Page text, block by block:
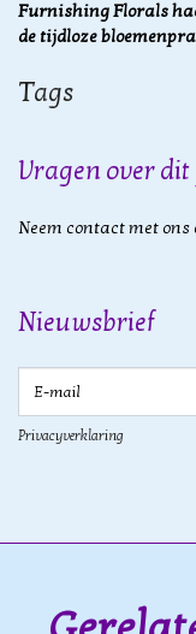
Furnishing Florals
de tijdloze
Tags
Vragen over
Neem contact met
Nieuwsbrief
Privacyverklaring